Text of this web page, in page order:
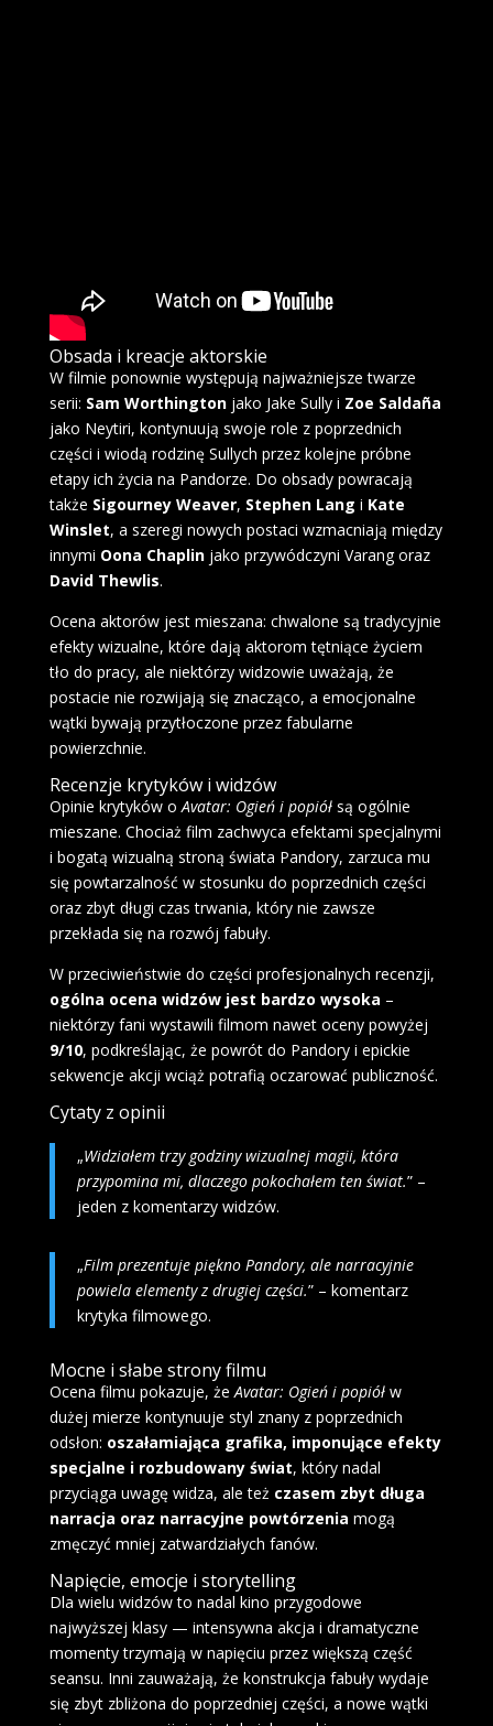
Obsada i kreacje aktorskie
W filmie ponownie występują najważniejsze twarze
serii: Sam Worthingtonjako Jake Sully i Zoe Saldaña
jako Neytiri, kontynuują swoje role z poprzednich
części i wiodą rodzinę Sullych przez kolejne próbne
etapy ich życia na Pandorze. Do obsady powracają
także Sigourney Weaver, Stephen Lang i Kate
Winslet, a szeregi nowych postaci wzmacniają między
innymi Oona Chaplinjako przywódczyni Varang oraz
David Thewlis.
Ocena aktorów jest mieszana: chwalone są tradycyjnie
efekty wizualne, które dają aktorom tętniące życiem
tło do pracy, ale niektórzy widzowie uważają, że
postacie nie rozwijają się znacząco, a emocjonalne
wątki bywają przytłoczone przez fabularne
powierzchnie.
Recenzje krytyków i widzów
Opinie krytyków oAvatar: Ogień i popiółsą ogólnie
mieszane. Chociaż film zachwyca efektami specjalnymi
i bogatą wizualną stroną świata Pandory, zarzuca mu
się powtarzalność w stosunku do poprzednich części
oraz zbyt długi czas trwania, który nie zawsze
przekłada się na rozwój fabuły.
W przeciwieństwie do części profesjonalnych recenzji,
ogólna ocena widzów jest bardzo wysoka –
niektórzy fani wystawili filmom nawet oceny powyżej
9/10, podkreślając, że powrót do Pandory i epickie
sekwencje akcji wciąż potrafią oczarować publiczność.
Cytaty z opinii
„Widziałem trzy godziny wizualnej magii, która
przypomina mi, dlaczego pokochałem ten świat.” –
jeden z komentarzy widzów.
„Film prezentuje piękno Pandory, ale narracyjnie
powiela elementy z drugiej części.” – komentarz
krytyka filmowego.
Mocne i słabe strony filmu
Ocena filmu pokazuje, żeAvatar: Ogień i popiółw
dużej mierze kontynuuje styl znany z poprzednich
odsłon: oszałamiająca grafika, imponujące efekty
specjalne i rozbudowany świat, który nadal
przyciąga uwagę widza, ale też czasem zbyt długa
narracja oraz narracyjne powtórzenia mogą
zmęczyć mniej zatwardziałych fanów.
Napięcie, emocje i storytelling
Dla wielu widzów to nadal kino przygodowe
najwyższej klasy — intensywna akcja i dramatyczne
momenty trzymają w napięciu przez większą część
seansu. Inni zauważają, że konstrukcja fabuły wydaje
się zbyt zbliżona do poprzedniej części, a nowe wątki